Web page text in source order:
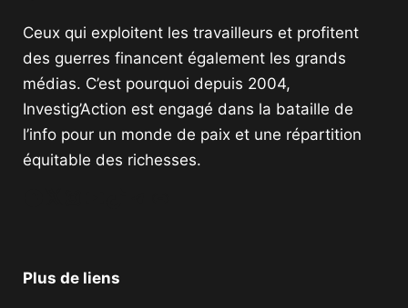
Ceux qui exploitent les travailleurs et profitent
des guerres financent également les grands
médias. C’est pourquoi depuis 2004,
Investig’Action est engagé dans la bataille de
l’info pour un monde de paix et une répartition
équitable des richesses.
Plus de liens